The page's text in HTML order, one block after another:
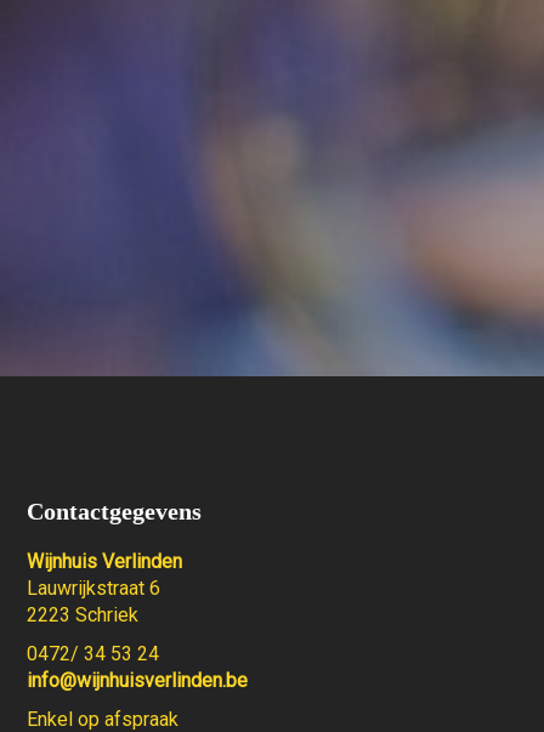
Contactgegevens
Wijnhuis Verlinden
Lauwrijkstraat 6
2223 Schriek
0472/ 34 53 24
info@wijnhuisverlinden.be
Enkel op afspraak